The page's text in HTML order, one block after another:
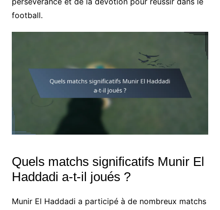
football.
Quels matchs significatifs Munir El
Haddadi a-t-il joués ?
Munir El Haddadi a participé à de nombreux matchs